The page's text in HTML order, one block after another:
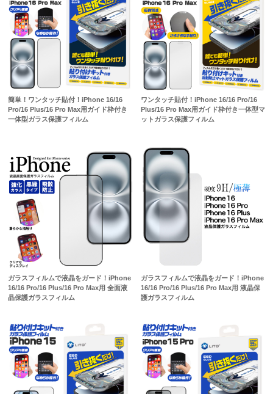
簡単！ワンタッチ貼付！iPhone 16/16
Pro/16 Plus/16 Pro Max用ガイド枠付き
一体型ガラス保護フィルム
ワンタッチ貼付！iPhone 16/16 Pro/16
Plus/16 Pro Max用ガイド枠付き一体型マ
ットガラス保護フィルム
ガラスフィルムで液晶をガード！iPhone
16/16 Pro/16 Plus/16 Pro Max用 全面液
晶保護ガラスフィルム
ガラスフィルムで液晶をガード！iPhone
16/16 Pro/16 Plus/16 Pro Max用 液晶保
護ガラスフィルム